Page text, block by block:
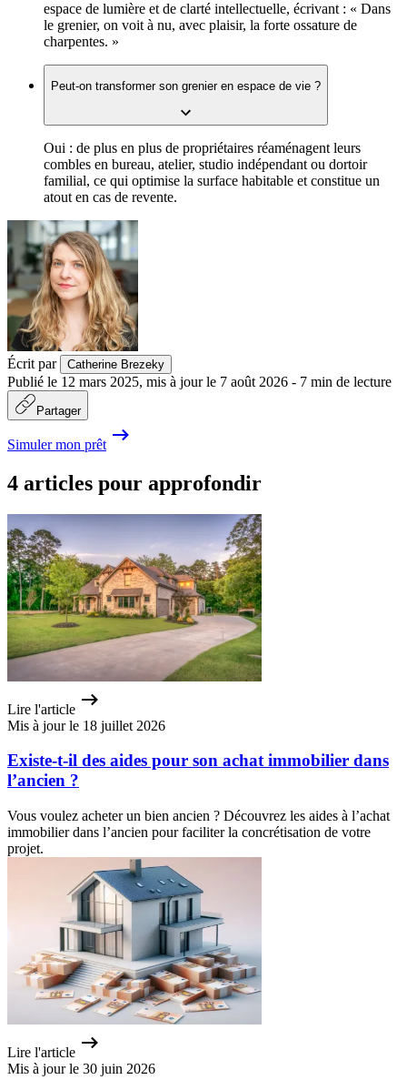
espace de lumière et de clarté intellectuelle, écrivant : « Dans
le grenier, on voit à nu, avec plaisir, la forte ossature de
charpentes. »
Peut-on transformer son grenier en espace de vie ?
Oui : de plus en plus de propriétaires réaménagent leurs
combles en bureau, atelier, studio indépendant ou dortoir
familial, ce qui optimise la surface habitable et constitue un
atout en cas de revente.
Écrit par Catherine Brezeky
Publié le 12 mars 2025, mis à jour le 7 août 2026 - 7 min de lecture
Partager
Simuler mon prêt
4 articles pour approfondir
Lire l'article
Mis à jour le 18 juillet 2026
Existe-t-il des aides pour son achat immobilier dans
l’ancien ?
Vous voulez acheter un bien ancien ? Découvrez les aides à l’achat
immobilier dans l’ancien pour faciliter la concrétisation de votre
projet.
Lire l'article
Mis à jour le 30 juin 2026